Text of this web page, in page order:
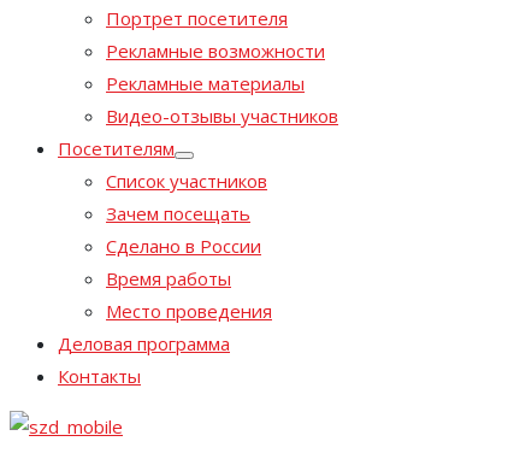
Портрет посетителя
Рекламные возможности
Рекламные материалы
Видео-отзывы участников
Посетителям
Список участников
Зачем посещать
Сделано в России
Время работы
Место проведения
Деловая программа
Контакты